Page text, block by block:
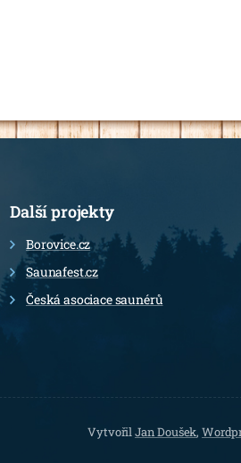
Další projekty
Borovice.cz
Saunafest.cz
Česká asociace saunérů
VytvořilJan Doušek,